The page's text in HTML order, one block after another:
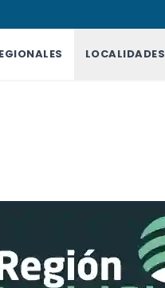
LOCALIDADES